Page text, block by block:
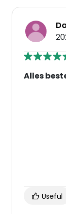
Alles
Useful